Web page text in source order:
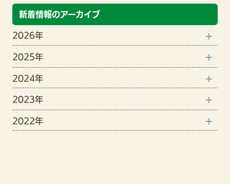
新着情報のアーカイブ
2026年
8月(1)
6月(2)
5月(3)
4月(3)
2025年
12月(1)
11月(1)
10月(2)
2024年
9月(1)
8月(4)
2023年
12月(15)
2022年